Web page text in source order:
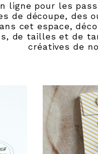
ligne pour les
de découpe, des
cet espace,
de tailles et de
créatives de